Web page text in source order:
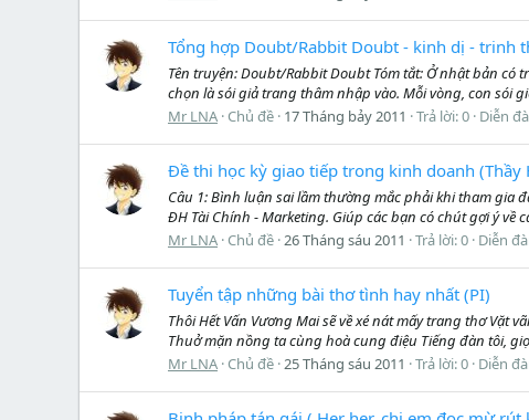
Tổng hợp Doubt/Rabbit Doubt - kinh dị - trinh
Tên truyện: Doubt/Rabbit Doubt Tóm tắt: Ở nhật bản
chọn là sói giả trang thâm nhập vào. Mỗi vòng, con sói
Mr LNA Chủ đề 17 Tháng bảy 2011 Trả lời: 0 Diễn
Đề thi học kỳ giao tiếp trong kinh doanh (Thầy
Câu 1: Bình luận sai lầm thường mắc phải khi tham gia
ĐH Tài Chính - Marketing. Giúp các bạn có chút gợi ý về
Mr LNA Chủ đề 26 Tháng sáu 2011 Trả lời: 0 Diễn
Tuyển tập những bài thơ tình hay nhất (PI)
Thôi Hết Vấn Vương Mai sẽ về xé nát mấy trang thơ
Thuở mặn nồng ta cùng hoà cung điệu Tiếng đàn tôi,
Mr LNA Chủ đề 25 Tháng sáu 2011 Trả lời: 0 Diễn